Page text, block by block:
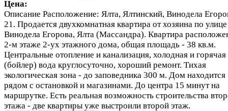
Цена:
Описание Расположение: Ялта, Ялтинский, Винодела
21. Продается двухкомнатная квартира от хозяина по улице
Винодела Егорова, Ялта (Массандра). Квартира
2-м этаже 2-ух этажного дома, общая площадь - 38 кв.м.
Центральные отопление и канализация, холодная и горячая
(бойлер) вода круглосуточно, хороший ремонт. Тихая
экологическая зона - до заповедника 300 м. Дом находится
рядом с остановкой и магазинами. До центра 15 минут на
маршрутке. Есть реальная возможность строительства
этажа - две квартиры уже выстроили второй этаж.